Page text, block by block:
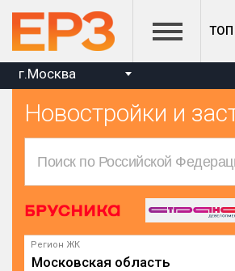
ТОП
г.Москва
Новостройки и
Регион ЖК
Московская область